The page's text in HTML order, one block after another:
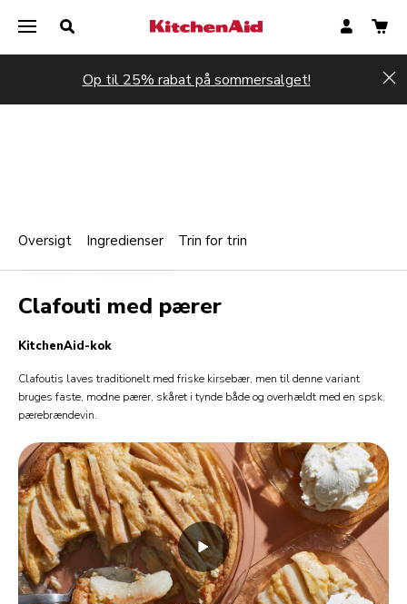
Op til 25% rabat på sommersalget!
BAGERI DESSERTER
Clafouti med pærer
KitchenAid-kok
Clafoutis laves traditionelt med friske kirsebær, men til denne variant
bruges faste, modne pærer, skåret i tynde både og overhældt med en spsk.
pærebrændevin.
Oversigt Ingredienser Trin for trin